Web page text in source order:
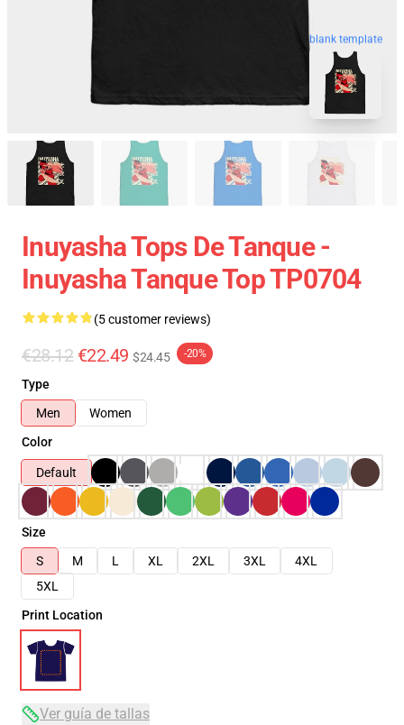
blank template
Inuyasha Tops De Tanque -
Inuyasha Tanque Top TP0704
(5 customer reviews)
€28.12 €22.49 $24.45 -20%
Type
Men
Women
Color
Default
Size
S
M L XL 2XL 3XL
4XL
5XL
Print Location
Ver guía de tallas